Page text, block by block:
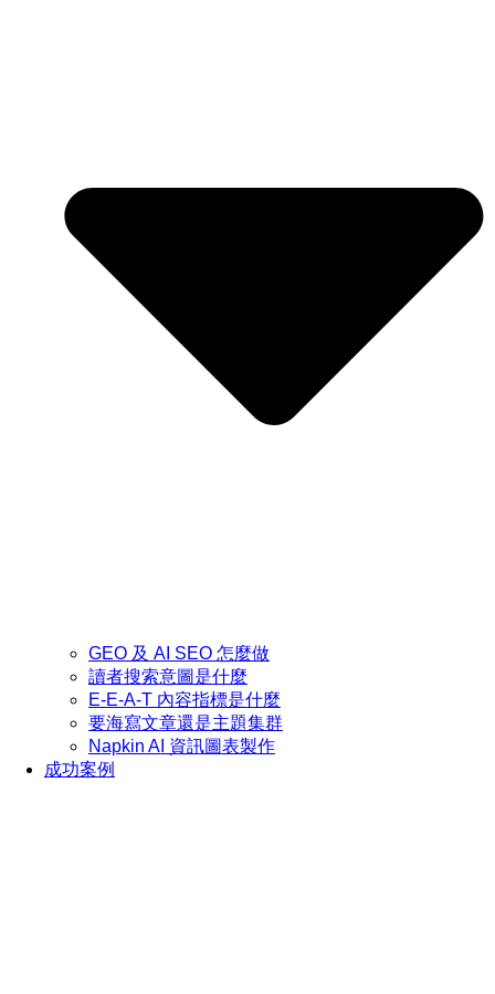
GEO 及 AI SEO 怎麼做
讀者搜索意圖是什麼
E-E-A-T 內容指標是什麼
要海寫文章還是主題集群
Napkin AI 資訊圖表製作
成功案例